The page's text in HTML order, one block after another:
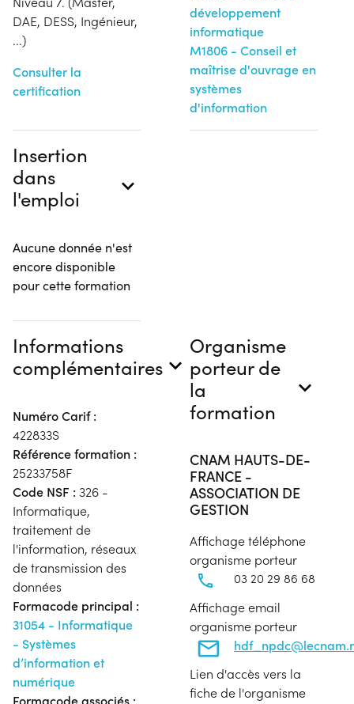
DAE, DESS, Ingénieur,
...)
Consulter la
certification
développement
informatique
M1806 - Conseil et
maîtrise d'ouvrage en
systèmes
d'information
Insertion
dans
l'emploi
Aucune donnée n'est
encore disponible
pour cette formation
Informations
complémentaires
Numéro Carif :
422833S
Référence formation :
25233758F
Code NSF : 326 -
Informatique,
traitement de
l'information, réseaux
de transmission des
données
Formacode principal :
31054 - Informatique
- Systèmes
d’information et
numérique
Formacode associés :
Organisme
porteur de
la
formation
CNAM HAUTS-DE-
FRANCE -
ASSOCIATION DE
GESTION
Affichage téléphone
organisme porteur
03 20 29 86 68
Affichage email
organisme porteur
Lien d'accès vers la
fiche de l'organisme